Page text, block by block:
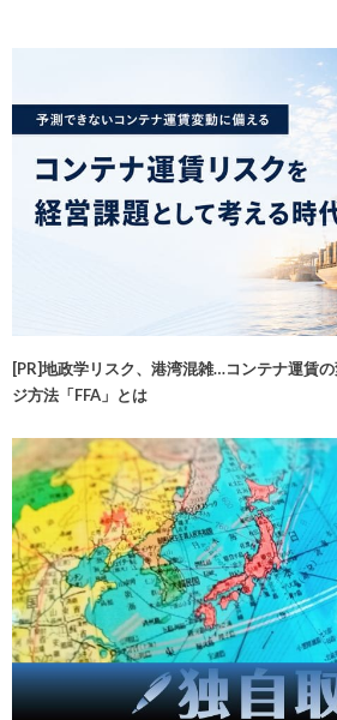
[PR]地政学リスク、港湾混雑…コンテナ運賃
ジ方法「FFA」とは